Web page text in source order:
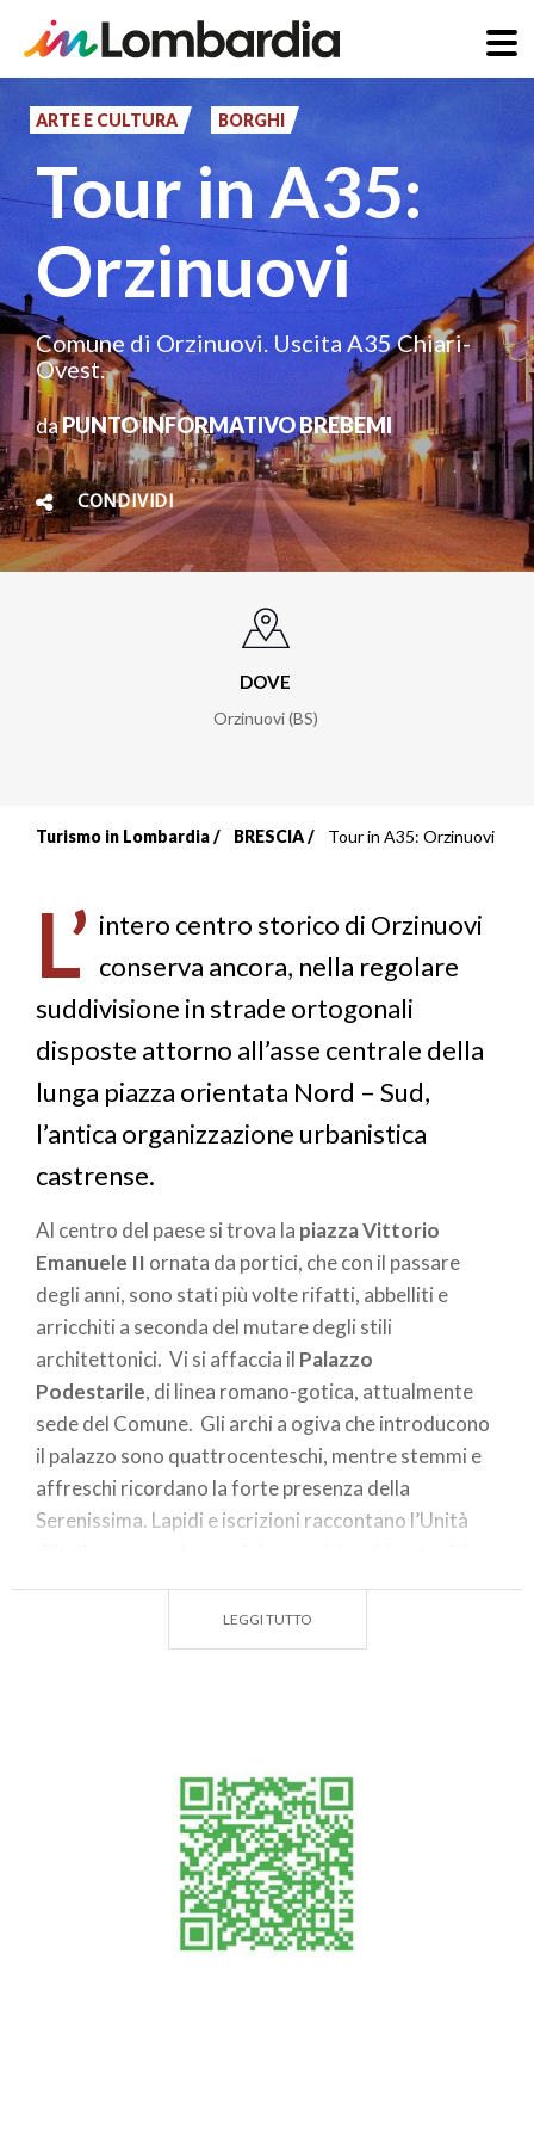
principale
ARTE E CULTURA BORGHI
Tour in A35:
Orzinuovi
Comune di Orzinuovi. Uscita A35 Chiari-
Ovest.
daPUNTO INFORMATIVO BREBEMI
CONDIVIDI
DOVE
Orzinuovi (BS)
di
pane
Turismo in Lombardia BRESCIA Tour in A35: Orzinuovi
L’ intero centro storico di Orzinuovi
conserva ancora, nella regolare
suddivisione in strade ortogonali
disposte attorno all’asse centrale della
lunga piazza orientata Nord – Sud,
l’antica organizzazione urbanistica
castrense.
Al centro del paese si trova la piazza Vittorio
Emanuele II ornata da portici, che con il passare
degli anni, sono stati più volte rifatti, abbelliti e
arricchiti a seconda del mutare degli stili
architettonici. Vi si affaccia il Palazzo
Podestarile, di linea romano-gotica, attualmente
sede del Comune. Gli archi a ogiva che introducono
il palazzo sono quattrocenteschi, mentre stemmi e
affreschi ricordano la forte presenza della
Serenissima. Lapidi e iscrizioni raccontano l’Unità
risalgono al 1700.
1853 viene unita alla chiesa di S. Maria del Carnerio
formando un unico complesso neo gotico. Del ‘600,
quindi di linea rinascimentale – barocca, è l’attuale
facciata. L’interno è a tre navate con cappelle laterali
aggiunte tra il 1601 e il 1604.
LEGGI TUTTO